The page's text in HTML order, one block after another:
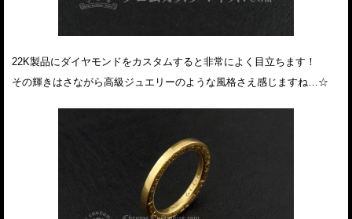
22K製品にダイヤモンドをカスタムすると非常によく目立ちます！
その輝きはさながら高級ジュエリーのような風格さえ感じますね…☆